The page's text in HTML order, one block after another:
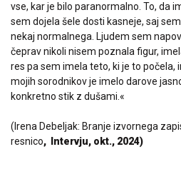
vse, kar je bilo paranormalno. To, da
sem dojela šele dosti kasneje, saj
nekaj normalnega. Ljudem sem
čeprav nikoli nisem poznala figur,
res pa sem imela teto, ki je to počela,
mojih sorodnikov je imelo darove
konkretno stik z dušami.«
(Irena Debeljak: Branje izvornega
resnico, Intervju, okt., 2024)